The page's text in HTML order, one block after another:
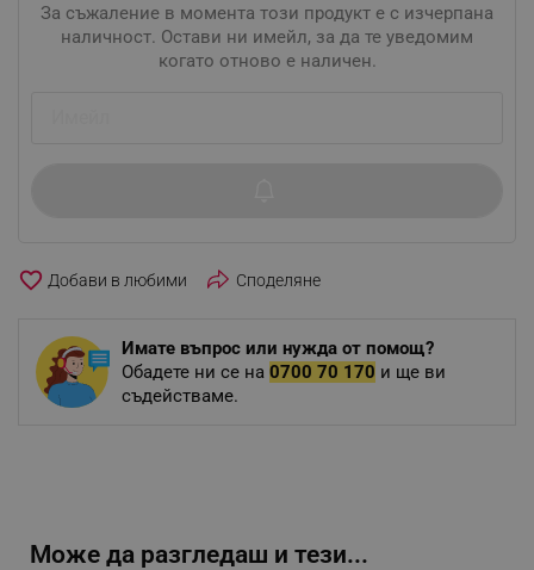
За съжаление в момента този продукт е с изчерпана
наличност. Остави ни имейл, за да те уведомим
когато отново е наличен.
favorite_border Споделяне
Имате въпрос или нужда от помощ?
Обадете ни се на 0700 70 170 и ще ви
съдействаме.
Може да разгледаш и тези...